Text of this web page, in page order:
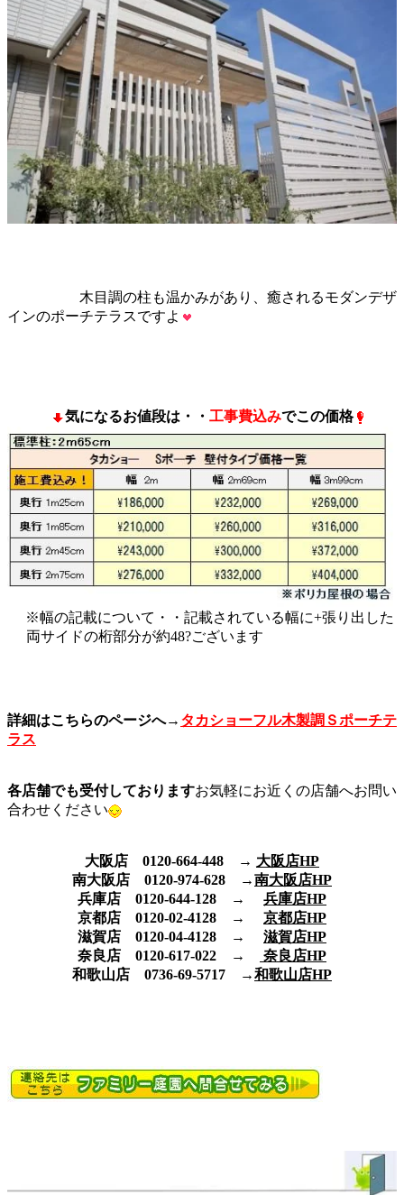
木目調の柱 も温かみがあり、癒されるモダンデザ
インのポーチテラスですよ
気になるお値段は・・ 工事費込みでこの価格
※幅の記載について・・記載されている幅に+張り出した
両サイドの桁部分が約48?ございます
詳細はこちらのページへ→ タカショーフル木製調Ｓポーチテ
ラス
各店舗でも受付しておりますお気軽にお近くの店舗へお問い
合わせください
大阪店 0120-664-448 → 大阪店HP
南大阪店 0120-974-628 →南大阪店HP
兵庫店 0120-644-128 → 兵庫店HP
京都店 0120-02-4128 → 京都店HP
滋賀店 0120-04-4128 → 滋賀店HP
奈良店 0120-617-022 →
奈良店HP
和歌山店 0736-69-5717 →和歌山店HP